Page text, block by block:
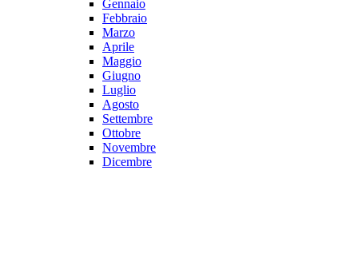
Gennaio
Febbraio
Marzo
Aprile
Maggio
Giugno
Luglio
Agosto
Settembre
Ottobre
Novembre
Dicembre